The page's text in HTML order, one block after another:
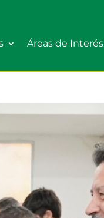
Áreas de Interés